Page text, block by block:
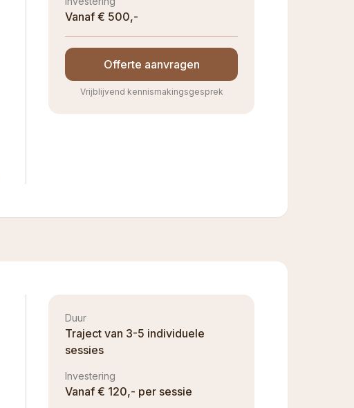
Vanaf € 500,-
Offerte aanvragen
Vrijblijvend kennismakingsgesprek
Duur
Traject van 3-5 individuele
sessies
Investering
Vanaf € 120,- per sessie